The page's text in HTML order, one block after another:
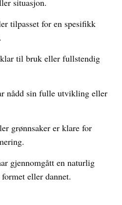
situasjon.
tilpasset for en spesifikk
til bruk eller fullstendig
nådd sin fulle utvikling eller
grønnsaker er klare for
gjennomgått en naturlig
eller dannet.